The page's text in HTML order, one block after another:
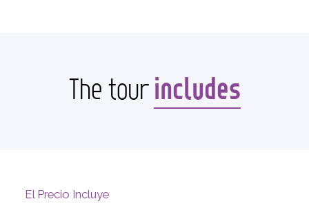
The tourincludes
El Precio Incluye